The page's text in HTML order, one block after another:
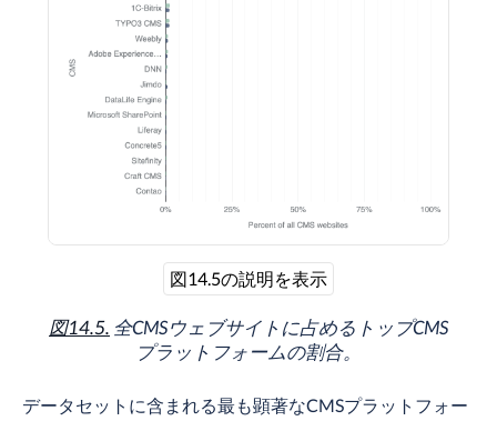
図14.5の説明を表示
図14.5. 全CMSウェブサイトに占めるトップCMS
プラットフォームの割合。
データセットに含まれる最も顕著なCMSプラットフォー